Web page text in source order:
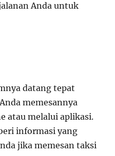
Anda untuk
datang tepat
memesannya
atau melalui aplikasi.
informasi yang
jika memesan taksi